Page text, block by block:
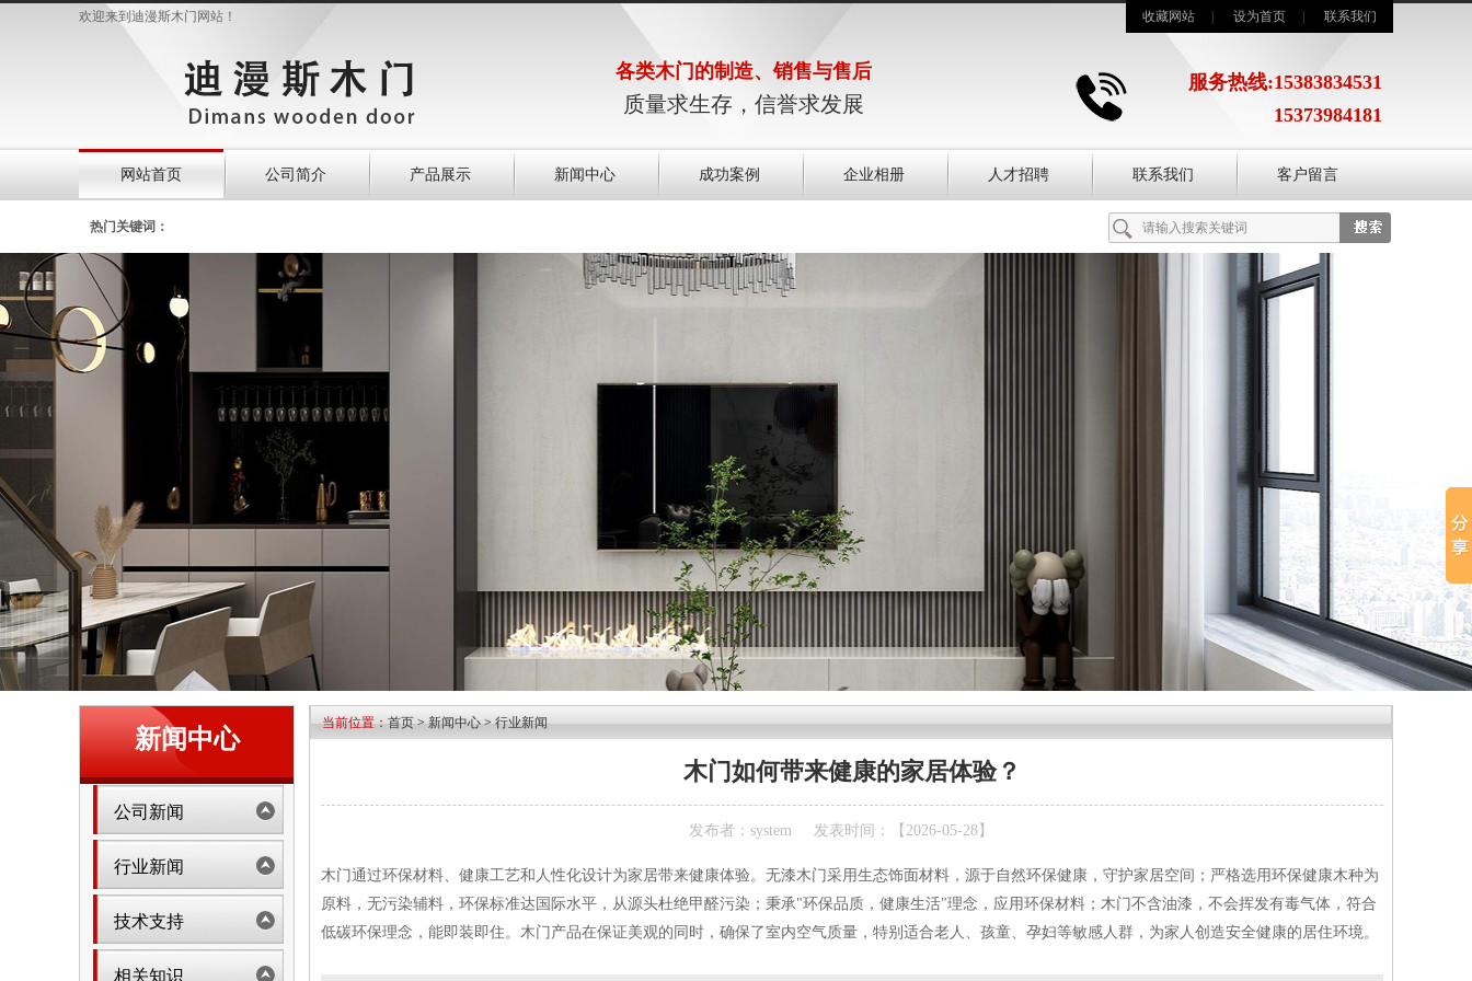
收藏网站 设为首页 联系我们
欢迎来到迪漫斯木门网站！
各类木门的制造、销售与售后
质量求生存，信誉求发展
服务热线:15383834531
15373984181
网站首页 公司简介 产品展示 新闻中心 成功案例 企业相册 人才招聘 联系我们 客户留言
热门关键词：
新闻中心
公司新闻
行业新闻
技术支持
相关知识
当前位置：首页>新闻中心>行业新闻
木门如何带来健康的家居体验？
发布者：system 发表时间：【2026-05-28】
木门通过环保材料、健康工艺和人性化设计为家居带来健康体验。无漆木门采用生态饰面材料，源于自然环保健康，守护家居空间；严格选用环保健康木种为
原料，无污染辅料，环保标准达国际水平，从源头杜绝甲醛污染；秉承"环保品质，健康生活"理念，应用环保材料；木门不含油漆，不会挥发有毒气体，符合
低碳环保理念，能即装即住。木门产品在保证美观的同时，确保了室内空气质量，特别适合老人、孩童、孕妇等敏感人群，为家人创造安全健康的居住环境。